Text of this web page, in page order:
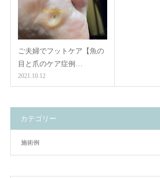
ご夫婦でフットケア【魚の
目と爪のケア症例…
2021.10.12
カテゴリー
施術例